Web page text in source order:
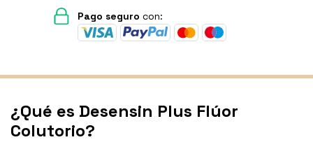
Pago seguro con:
¿Qué es Desensin Plus Flúor
Colutorio?